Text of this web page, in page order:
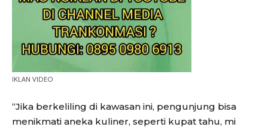
IKLAN VIDEO
“Jika berkeliling di kawasan ini, pengunjung bisa
menikmati aneka kuliner, seperti kupat tahu, mi